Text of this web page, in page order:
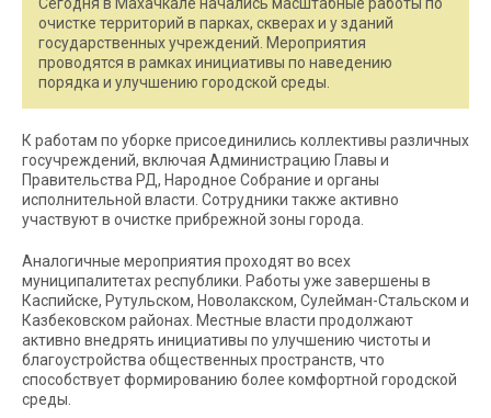
очистке территорий в парках, скверах и у зданий
государственных учреждений. Мероприятия
проводятся в рамках инициативы по наведению
порядка и улучшению городской среды.
К работам по уборке присоединились коллективы различных
госучреждений, включая Администрацию Главы и
Правительства РД, Народное Собрание и органы
исполнительной власти. Сотрудники также активно
участвуют в очистке прибрежной зоны города.
Аналогичные мероприятия проходят во всех
муниципалитетах республики. Работы уже завершены в
Каспийске, Рутульском, Новолакском, Сулейман-Стальском и
Казбековском районах. Местные власти продолжают
активно внедрять инициативы по улучшению чистоты и
благоустройства общественных пространств, что
способствует формированию более комфортной городской
среды.